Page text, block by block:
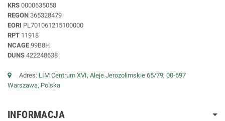
KRS 0000635058
REGON 365328479
EORI PL701061215100000
RPT 11918
NCAGE 99B8H
DUNS 422248638
Adres: LIM Centrum XVI, Aleje Jerozolimskie 65/79, 00-697
Warszawa, Polska
INFORMACJA